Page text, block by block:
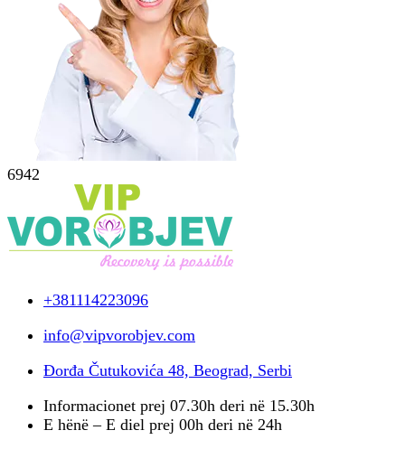
6942
+381114223096
info@vipvorobjev.com
Đorđa Čutukovića 48, Beograd, Serbi
Informacionet prej 07.30h deri në 15.30h
E hënë – E diel prej 00h deri në 24h